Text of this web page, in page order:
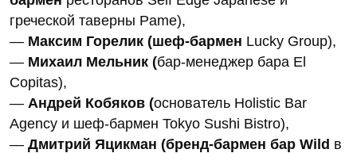
греческой таверны Pame),
— Максим Горелик (шеф-бармен Lucky Group),
— Михаил Мельник (бар-менеджер бара El
Copitas),
— Андрей Кобяков (основатель Holistic Bar
Agency и шеф-бармен Tokyo Sushi Bistro),
— Дмитрий Яцикман (бренд-бармен бар Wild в